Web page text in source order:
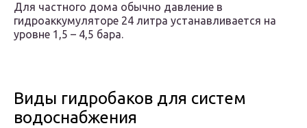
Для частного дома обычно давление в
гидроаккумуляторе 24 литра устанавливается на
уровне 1,5 – 4,5 бара.
Виды гидробаков для систем
водоснабжения